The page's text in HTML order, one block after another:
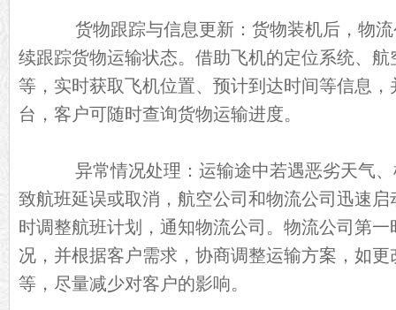
货物跟踪与信息更新：货物装机后，物流
续跟踪货物运输状态。借助飞机的定位系统、
等，实时获取飞机位置、预计到达时间等信息
台，客户可随时查询货物运输进度。
异常情况处理：运输途中若遇恶劣天气、
致航班延误或取消，航空公司和物流公司迅速
时调整航班计划，通知物流公司。物流公司第
况，并根据客户需求，协商调整运输方案，如
等，尽量减少对客户的影响。